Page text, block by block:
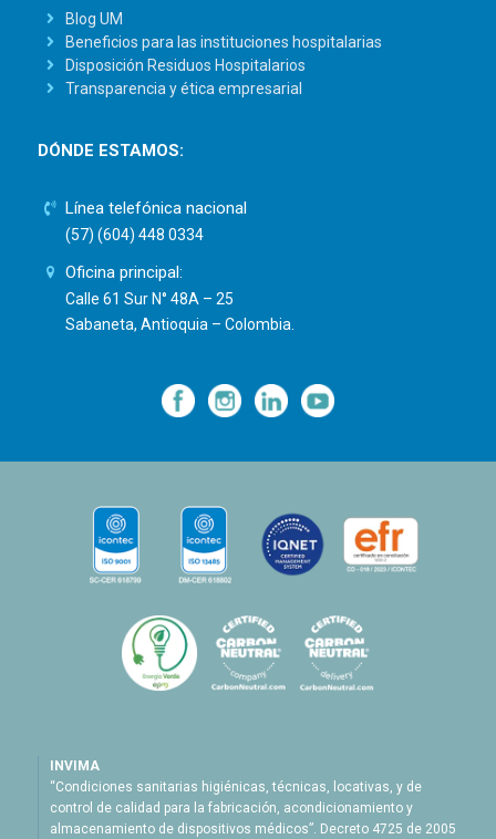
Blog UM
Beneficios para las instituciones hospitalarias
Disposición Residuos Hospitalarios
Transparencia y ética empresarial
DÓNDE ESTAMOS:
Línea telefónica nacional
(57) (604) 448 0334
Oficina principal:
Calle 61 Sur N° 48A – 25
Sabaneta, Antioquia – Colombia.
— — —
INVIMA
“Condiciones sanitarias higiénicas, técnicas, locativas, y de
control de calidad para la fabricación, acondicionamiento y
almacenamiento de dispositivos médicos”. Decreto 4725 de 2005